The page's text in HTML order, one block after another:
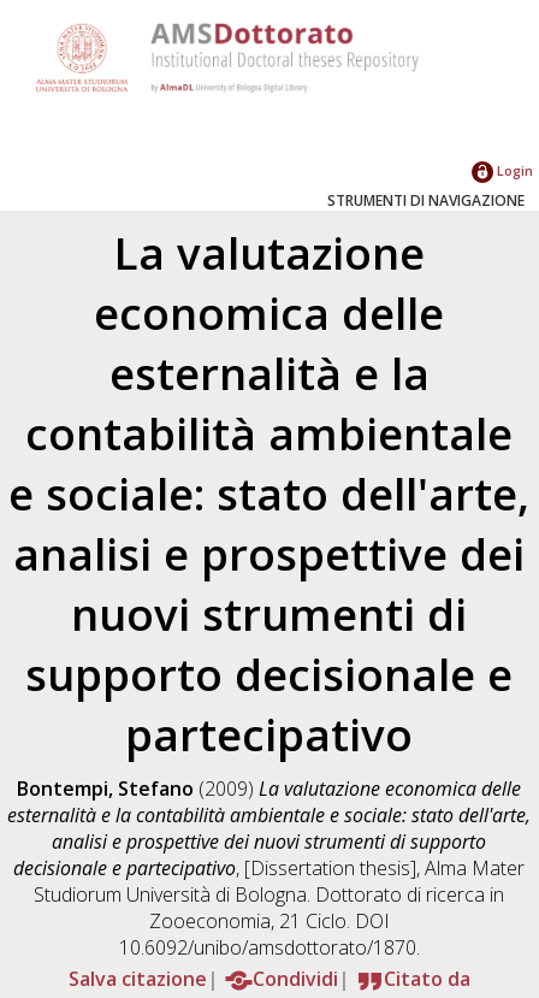
Login
STRUMENTI DI NAVIGAZIONE
La valutazione
economica delle
esternalità e la
contabilità ambientale
e sociale: stato dell'arte,
analisi e prospettive dei
nuovi strumenti di
supporto decisionale e
partecipativo
Bontempi, Stefano (2009)La valutazione economica delle
esternalità e la contabilità ambientale e sociale: stato dell'arte,
analisi e prospettive dei nuovi strumenti di supporto
decisionale e partecipativo, [Dissertation thesis], Alma Mater
Studiorum Università di Bologna. Dottorato di ricerca in
Zooeconomia, 21 Ciclo. DOI
10.6092/unibo/amsdottorato/1870.
Salva citazione
Condividi
Citato da